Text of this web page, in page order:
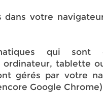
votre
qui sont
tablette
gérés par votre
Google